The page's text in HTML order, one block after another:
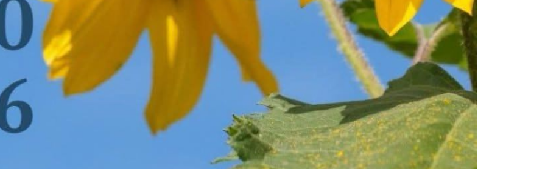
will
disappear
Marketing
By sharing
interests
and